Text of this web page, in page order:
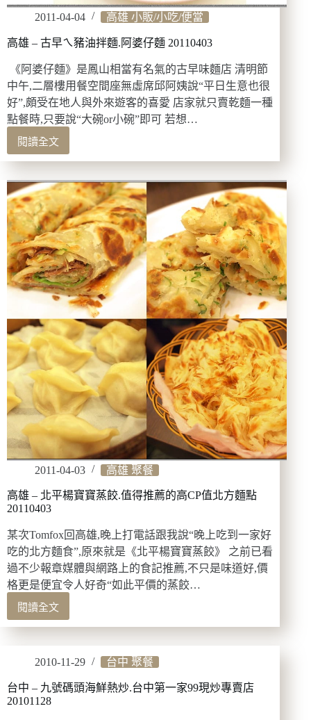
2011-04-04 高雄 小販/小吃/便當
高雄 – 古早ㄟ豬油拌麵.阿婆仔麵 20110403
《阿婆仔麵》是鳳山相當有名氣的古早味麵店 清明節
中午,二層樓用餐空間座無虛席邱阿姨說“平日生意也很
好”,頗受在地人與外來遊客的喜愛 店家就只賣乾麵一種
點餐時,只要說“大碗or小碗”即可 若想…
閱讀全文
高
雄
古
早
ㄟ
豬
油
拌
麵.
阿
仔
麵
20110403
2011-04-03 高雄 聚餐
高雄 – 北平楊寶寶蒸餃.值得推薦的高CP值北方麵點
20110403
某次Tomfox回高雄,晚上打電話跟我說“晚上吃到一家好
吃的北方麵食”,原來就是《北平楊寶寶蒸餃》 之前已看
過不少報章媒體與網路上的食記推薦,不只是味道好,價
格更是便宜令人好奇“如此平價的蒸餃…
閱讀全文
高
雄
北
平
楊
寶
2010-11-29 台中 聚餐
台中 – 九號碼頭海鮮熱炒.台中第一家99現炒專賣店
20101128